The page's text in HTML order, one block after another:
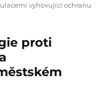
vyhovující ochranu
proti